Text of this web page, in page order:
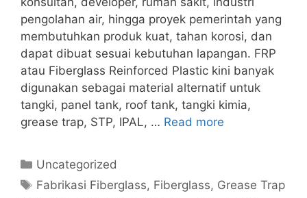
pengolahan air, hingga proyek pemerintah yang
membutuhkan produk kuat, tahan korosi, dan
dapat dibuat sesuai kebutuhan lapangan. FRP
atau Fiberglass Reinforced Plastic kini banyak
digunakan sebagai material alternatif untuk
tangki, panel tank, roof tank, tangki kimia,
grease trap, STP, IPAL, … Read more
Categories
Uncategorized
Tags
Fabrikasi Fiberglass, Fiberglass, Grease Trap